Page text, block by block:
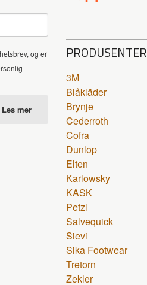
og er
Les mer
PRODUSENTER
3M
Blåkläder
Brynje
Cederroth
Cofra
Dunlop
Elten
Karlowsky
KASK
Petzl
Salvequick
Sievi
Sika Footwear
Tretorn
Zekler